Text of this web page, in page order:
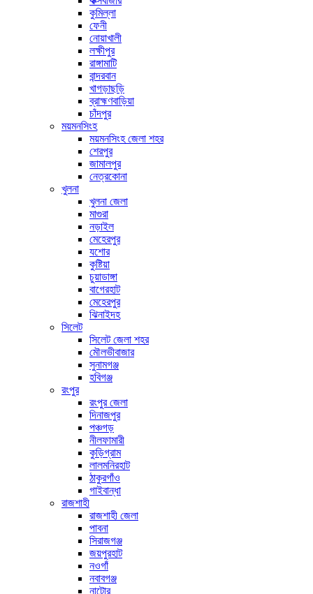
কুমিল্লা
ফেনী
নোয়াখালী
লক্ষীপুর
রাঙ্গামাটি
বান্দরবান
খাগড়াছড়ি
ব্রাহ্মণবাড়িয়া
চাঁদপুর
ময়মনসিংহ
ময়মনসিংহ জেলা শহর
শেরপুর
জামালপুর
নেত্রকোনা
খুলনা
খুলনা জেলা
মাগুরা
নড়াইল
মেহেরপুর
যশোর
কুষ্টিয়া
চুয়াডাঙ্গা
বাগেরহাট
মেহেরপুর
ঝিনাইদহ
সিলেট
সিলেট জেলা শহর
মৌলভীবাজার
সুনামগঞ্জ
হবিগঞ্জ
রংপুর
রংপুর জেলা
দিনাজপুর
পঞ্চগড়
নীলফামারী
কুড়িগ্রাম
লালমনিরহাট
ঠাকুরগাঁও
গাইবান্ধা
রাজশাহী
রাজশাহী জেলা
পাবনা
সিরাজগঞ্জ
জয়পুরহাট
নওগাঁ
নবাবগঞ্জ
নাটোর